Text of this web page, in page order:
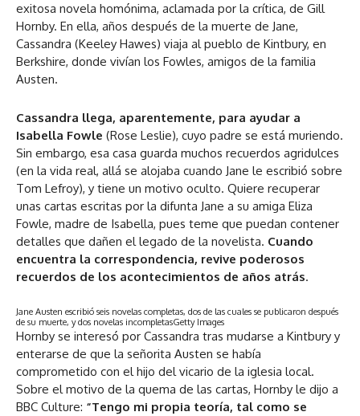
exitosa novela homónima, aclamada por la crítica, de Gill
Hornby. En ella, años después de la muerte de Jane,
Cassandra (Keeley Hawes) viaja al pueblo de Kintbury, en
Berkshire, donde vivían los Fowles, amigos de la familia
Austen.
Cassandra llega, aparentemente, para ayudar a
Isabella Fowle (Rose Leslie), cuyo padre se está muriendo.
Sin embargo, esa casa guarda muchos recuerdos agridulces
(en la vida real, allá se alojaba cuando Jane le escribió sobre
Tom Lefroy), y tiene un motivo oculto. Quiere recuperar
unas cartas escritas por la difunta Jane a su amiga Eliza
Fowle, madre de Isabella, pues teme que puedan contener
detalles que dañen el legado de la novelista. Cuando
encuentra la correspondencia, revive poderosos
recuerdos de los acontecimientos de años atrás.
Jane Austen escribió seis novelas completas, dos de las cuales se publicaron después
de su muerte, y dos novelas incompletasGetty Images
Hornby se interesó por Cassandra tras mudarse a Kintbury y
enterarse de que la señorita Austen se había
comprometido con el hijo del vicario de la iglesia local.
Sobre el motivo de la quema de las cartas, Hornby le dijo a
BBC Culture: “Tengo mi propia teoría, tal como se